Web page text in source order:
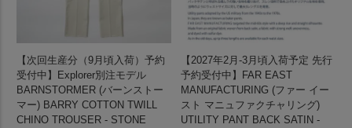
【次回生産分（9月頃入荷）予約
受付中】Explorer別注モデル
BARNSTORMER (バーンストー
マー) BARRY COTTON TWILL
CHINO TROUSER - STONE
【2027年2月-3月頃入荷予定 先行
予約受付中】FAR EAST
MANUFACTURING (ファー イー
スト マニュファクチャリング)
UTILITY PANT BACK SATIN -